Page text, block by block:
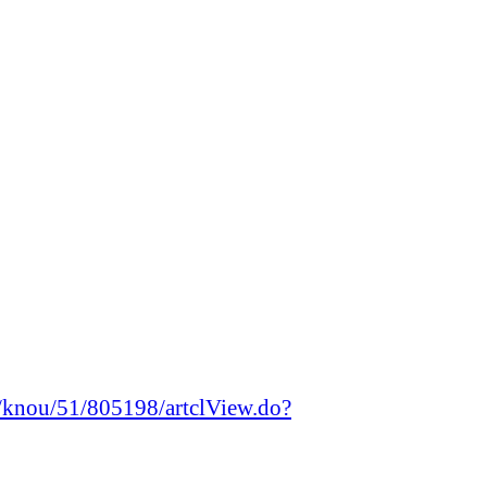
51/805198/artclView.do?